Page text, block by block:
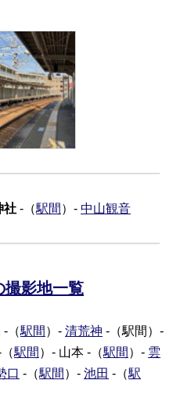
社 -（駅間 ）- 中山観音
撮影地一覧
（駅間 ）- 清荒神 -（駅間）-
駅間 ）- 山本 -（駅間 ）- 雲
口 -（駅間 ）- 池田 -（駅